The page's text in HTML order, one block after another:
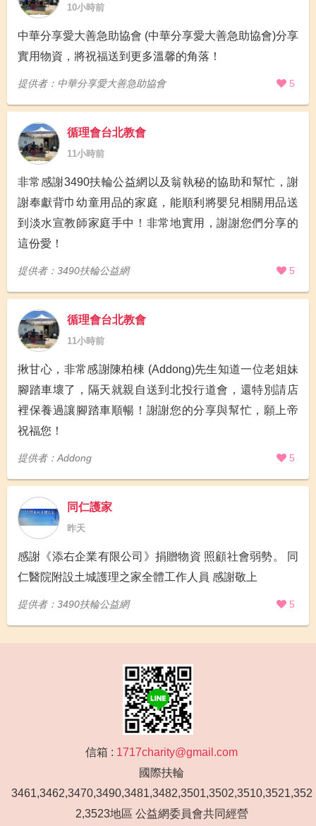
10小時前
中華分享愛大善急助協會 (中華分享愛大善急助協會)分享
實用物資，將祝福送到更多溫馨的角落！
提供者：中華分享愛大善急助協會 5
循理會台北教會
11小時前
非常感謝3490扶輪公益網以及翁執秘的協助和幫忙，謝
謝奉獻背巾幼童用品的家庭，能順利將嬰兒相關用品送
到淡水宣教師家庭手中！非常地實用，謝謝您們分享的
這份愛！
提供者：3490扶輪公益網 5
循理會台北教會
11小時前
揪甘心，非常感謝陳柏棟 (Addong)先生知道一位老姐妹
腳踏車壞了，隔天就親自送到北投行道會，還特別請店
裡保養過讓腳踏車順暢！謝謝您的分享與幫忙，願上帝
祝福您！
提供者：Addong 5
同仁護家
昨天
感謝《添右企業有限公司》捐贈物資 照顧社會弱勢。 同
仁醫院附設土城護理之家全體工作人員 感謝敬上
提供者：3490扶輪公益網 5
信箱 : 1717charity@gmail.com
國際扶輪
3461,3462,3470,3490,3481,3482,3501,3502,3510,3521,352
2,3523地區 公益網委員會共同經營